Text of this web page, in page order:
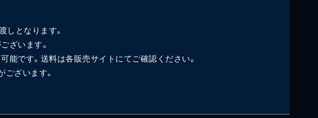
しとなります。
ざいます。
です。送料は各販売サイトにてご確認ください。
ざいます。